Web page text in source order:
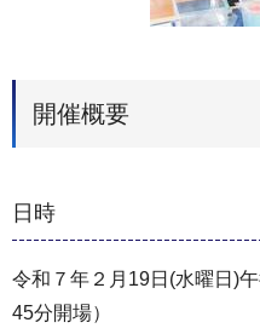
開催概要
日時
令和７年２月19日(水曜日)
45分開場）